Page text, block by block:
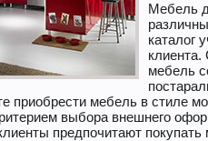
Мебель
каталог
клиента.
мебель
приобрести мебель в стиле
выбора внешнего
предпочитают покупать